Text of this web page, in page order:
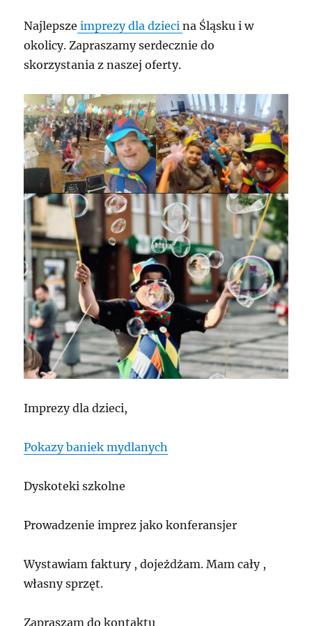
Najlepsze imprezy dla dziecina Śląsku i w
okolicy. Zapraszamy serdecznie do
skorzystania z naszej oferty.
Imprezy dla dzieci,
Pokazy baniek mydlanych
Dyskoteki szkolne
Prowadzenie imprez jako konferansjer
Wystawiam faktury , dojeżdżam. Mam cały ,
własny sprzęt.
Zapraszam do kontaktu